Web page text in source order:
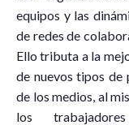
equipos y las
de redes de
Ello tributa a la
de nuevos tipos de
de los medios, al
los